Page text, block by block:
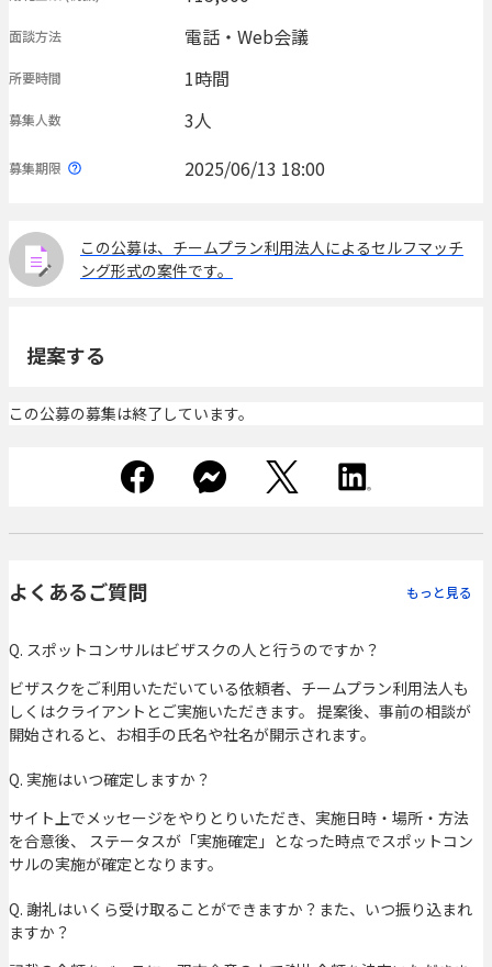
面談方法 電話・Web会議
所要時間 1時間
募集人数 3人
募集期限 2025/06/13 18:00
この公募は、チームプラン利用法人によるセルフマッチ
ング形式の案件です。
提案する
この公募の募集は終了しています。
よくあるご質問 もっと見る
Q. スポットコンサルはビザスクの人と行うのですか？
ビザスクをご利用いただいている依頼者、チームプラン利用法人も
しくはクライアントとご実施いただきます。 提案後、事前の相談が
開始されると、お相手の氏名や社名が開示されます。
Q. 実施はいつ確定しますか？
サイト上でメッセージをやりとりいただき、実施日時・場所・方法
を合意後、 ステータスが「実施確定」となった時点でスポットコン
サルの実施が確定となります。
Q. 謝礼はいくら受け取ることができますか？また、いつ振り込まれ
ますか？